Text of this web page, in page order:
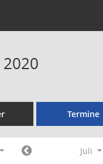
Termine
Juli